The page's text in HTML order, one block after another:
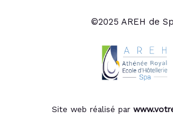
©2025 AREH de
Site web réalisé par